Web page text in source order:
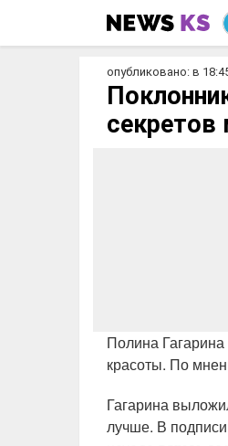
опубликовано: в
Полина
красоты. По
Гагарина
лучше. В